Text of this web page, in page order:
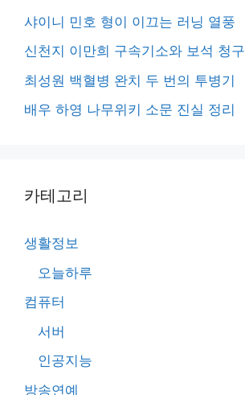
샤이니 민호 형이 이끄는 러닝 열풍
신천지 이만희 구속기소와 보석 청구
최성원 백혈병 완치 두 번의 투병기
배우 하영 나무위키 소문 진실 정리
카테고리
생활정보
오늘하루
컴퓨터
서버
인공지능
방송연예